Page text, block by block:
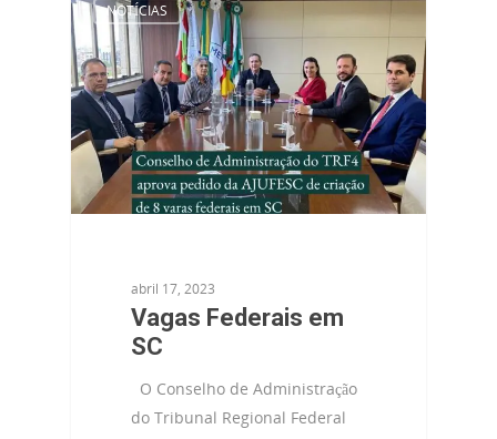
NOTÍCIAS
abril 17, 2023
Vagas Federais em
SC
O Conselho de Administração
do Tribunal Regional Federal